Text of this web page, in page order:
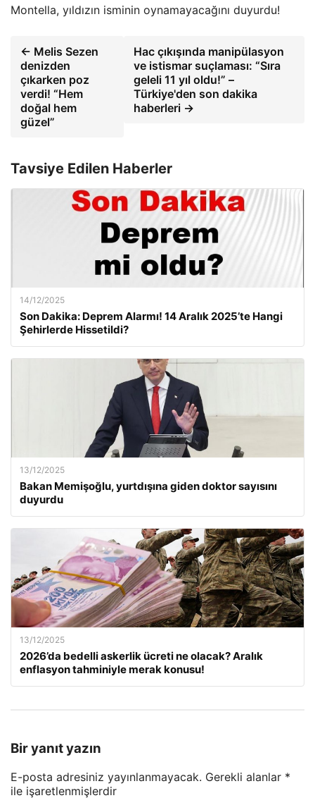
Montella, yıldızın isminin oynamayacağını duyurdu!
← Melis Sezen
denizden
çıkarken poz
verdi! “Hem
doğal hem
güzel”
Hac çıkışında manipülasyon
ve istismar suçlaması: “Sıra
geleli 11 yıl oldu!” –
Türkiye'den son dakika
haberleri →
Tavsiye Edilen Haberler
14/12/2025
Son Dakika: Deprem Alarmı! 14 Aralık 2025’te Hangi
Şehirlerde Hissetildi?
13/12/2025
Bakan Memişoğlu, yurtdışına giden doktor sayısını
duyurdu
13/12/2025
2026’da bedelli askerlik ücreti ne olacak? Aralık
enflasyon tahminiyle merak konusu!
Bir yanıt yazın
E-posta adresiniz yayınlanmayacak. Gerekli alanlar *
ile işaretlenmişlerdir